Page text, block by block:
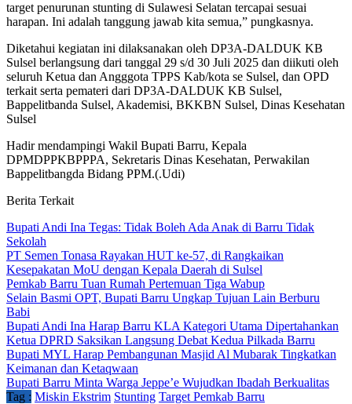
target penurunan stunting di Sulawesi Selatan tercapai sesuai
harapan. Ini adalah tanggung jawab kita semua,” pungkasnya.
Diketahui kegiatan ini dilaksanakan oleh DP3A-DALDUK KB
Sulsel berlangsung dari tanggal 29 s/d 30 Juli 2025 dan diikuti oleh
seluruh Ketua dan Angggota TPPS Kab/kota se Sulsel, dan OPD
terkait serta pemateri dari DP3A-DALDUK KB Sulsel,
Bappelitbanda Sulsel, Akademisi, BKKBN Sulsel, Dinas Kesehatan
Sulsel
Hadir mendampingi Wakil Bupati Barru, Kepala
DPMDPPKBPPPA, Sekretaris Dinas Kesehatan, Perwakilan
Bappelitbangda Bidang PPM.(.Udi)
Berita Terkait
Bupati Andi Ina Tegas: Tidak Boleh Ada Anak di Barru Tidak
Sekolah
PT Semen Tonasa Rayakan HUT ke-57, di Rangkaikan
Kesepakatan MoU dengan Kepala Daerah di Sulsel
Pemkab Barru Tuan Rumah Pertemuan Tiga Wabup
Selain Basmi OPT, Bupati Barru Ungkap Tujuan Lain Berburu
Babi
Bupati Andi Ina Harap Barru KLA Kategori Utama Dipertahankan
Ketua DPRD Saksikan Langsung Debat Kedua Pilkada Barru
Bupati MYL Harap Pembangunan Masjid Al Mubarak Tingkatkan
Keimanan dan Ketaqwaan
Bupati Barru Minta Warga Jeppe’e Wujudkan Ibadah Berkualitas
Tag : Miskin Ekstrim Stunting Target Pemkab Barru